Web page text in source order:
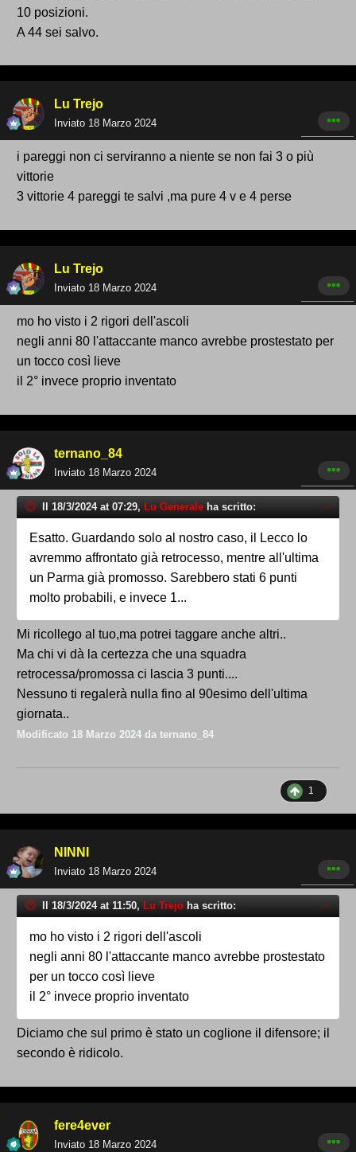
10 posizioni.
A 44 sei salvo.
Lu Trejo
Inviato 18 Marzo 2024
i pareggi non ci serviranno a niente se non fai 3 o più
vittorie
3 vittorie 4 pareggi te salvi ,ma pure 4 v e 4 perse
Lu Trejo
Inviato 18 Marzo 2024
mo ho visto i 2 rigori dell'ascoli
negli anni 80 l'attaccante manco avrebbe prostestato per
un tocco così lieve
il 2° invece proprio inventato
ternano_84
Inviato 18 Marzo 2024
Il 18/3/2024 at 07:29, Lu Generale ha scritto:
Esatto. Guardando solo al nostro caso, il Lecco lo
avremmo affrontato già retrocesso, mentre all'ultima
un Parma già promosso. Sarebbero stati 6 punti
molto probabili, e invece 1...
Mi ricollego al tuo,ma potrei taggare anche altri..
Ma chi vi dà la certezza che una squadra
retrocessa/promossa ci lascia 3 punti....
Nessuno ti regalerà nulla fino al 90esimo dell'ultima
giornata..
Modificato 18 Marzo 2024 da ternano_84
1
NINNI
Inviato 18 Marzo 2024
Il 18/3/2024 at 11:50, Lu Trejo ha scritto:
mo ho visto i 2 rigori dell'ascoli
negli anni 80 l'attaccante manco avrebbe prostestato
per un tocco così lieve
il 2° invece proprio inventato
Diciamo che sul primo è stato un coglione il difensore; il
secondo è ridicolo.
fere4ever
Inviato 18 Marzo 2024